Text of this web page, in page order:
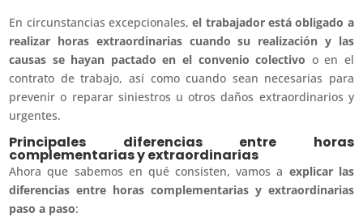
En circunstancias excepcionales,el trabajador está obligado a
realizar horas extraordinarias cuando su realización y las
causas se hayan pactado en el convenio colectivo o en el
contrato de trabajo, así como cuando sean necesarias para
prevenir o reparar siniestros u otros daños extraordinarios y
urgentes.
Principales diferencias entre horas
complementarias y extraordinarias
Ahora que sabemos en qué consisten, vamos a explicar las
diferencias entre horas complementarias y extraordinarias
paso a paso: